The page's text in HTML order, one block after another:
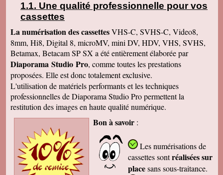
Une qualité professionnelle pour vos
cassettes
La numérisation des cassettesVHS-C, SVHS-C, Video8,
8mm, Hi8, Digital 8, microMV, mini DV, HDV, VHS, SVHS,
Betamax, Betacam SP SX a été entièrement élaborée par
Diaporama Studio Pro, comme toutes les prestations
proposées. Elle est donc totalement exclusive.
L'utilisation de matériels performants et les techniques
professionnelles de Diaporama Studio Pro permettent la
restitution des images en haute qualité numérique.
Bon à savoir :
Les numérisations de
cassettessontréalisées sur
placesans sous-traitance.